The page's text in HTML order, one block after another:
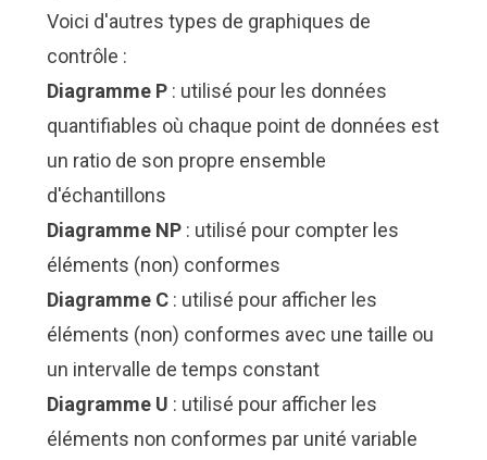
Voici d'autres types de graphiques de
contrôle :
Diagramme P: utilisé pour les données
quantifiables où chaque point de données est
un ratio de son propre ensemble
d'échantillons
Diagramme NP: utilisé pour compter les
éléments (non) conformes
Diagramme C: utilisé pour afficher les
éléments (non) conformes avec une taille ou
un intervalle de temps constant
Diagramme U : utilisé pour afficher les
éléments non conformes par unité variable